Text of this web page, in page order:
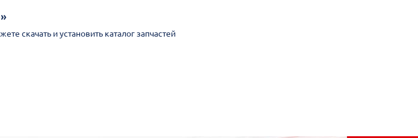
скачать и установить каталог запчастей